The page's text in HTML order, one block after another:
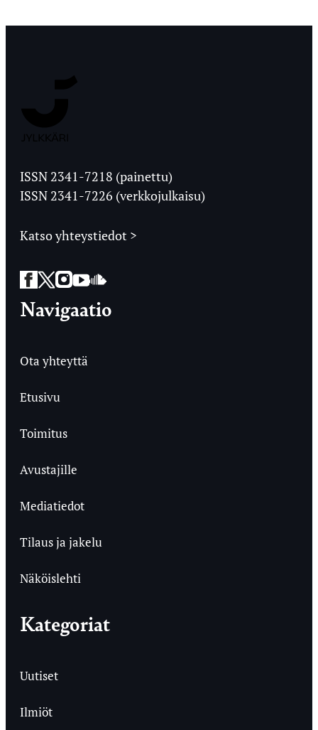
Ylioppilaslehti
ISSN 2341-7218 (painettu)
ISSN 2341-7226 (verkkojulkaisu)
Katso yhteystiedot >
Facebook
Twitter
Instagram
YouTube
SoundCloud
Navigaatio
Ota yhteyttä
Etusivu
Toimitus
Avustajille
Mediatiedot
Tilaus ja jakelu
Näköislehti
Kategoriat
Uutiset
Ilmiöt